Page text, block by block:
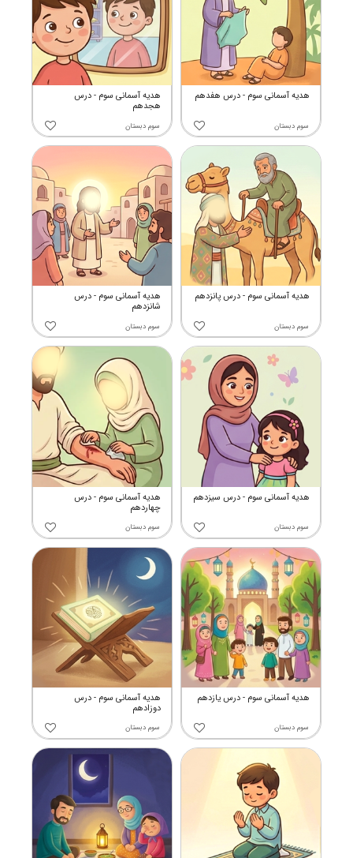
هدیه آسمانی سوم - درس
هجدهم
سوم دبستان
هدیه آسمانی سوم - درس هفدهم
سوم دبستان
هدیه آسمانی سوم - درس
شانزدهم
سوم دبستان
هدیه آسمانی سوم - درس پانزدهم
سوم دبستان
هدیه آسمانی سوم - درس
چهاردهم
سوم دبستان
هدیه آسمانی سوم - درس سیزدهم
سوم دبستان
هدیه آسمانی سوم - درس
دوزادهم
سوم دبستان
هدیه آسمانی سوم - درس یازدهم
سوم دبستان